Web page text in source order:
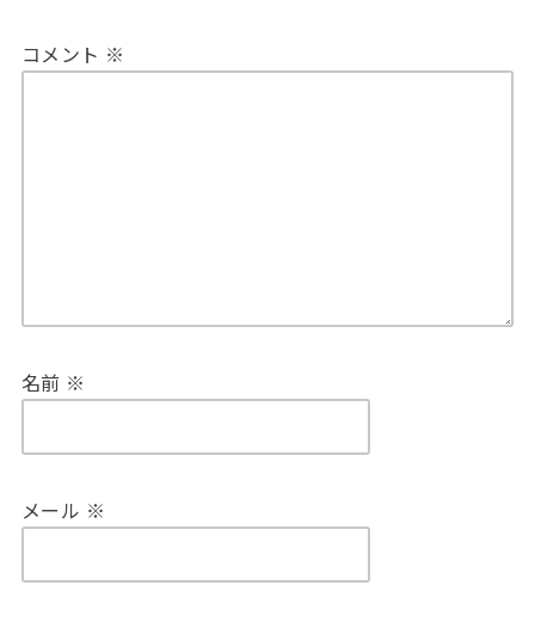
コメント ※
名前 ※
メール ※